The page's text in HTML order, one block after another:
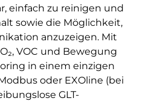
einfach zu reinigen und
sowie die Möglichkeit,
anzuzeigen. Mit
VOC und Bewegung
in einem einzigen
oder EXOline (bei
GLT-